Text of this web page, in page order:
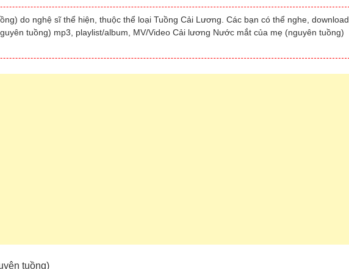
do nghệ sĩ thể hiện, thuộc thể loại Tuồng Cải Lương. Các bạn có thể nghe, download
tuồng) mp3, playlist/album, MV/Video Cải lương Nước mắt của mẹ (nguyên tuồng)
tuồng)